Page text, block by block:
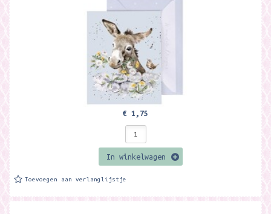
€ 1,75
In winkelwagen
Toevoegen aan verlanglijstje